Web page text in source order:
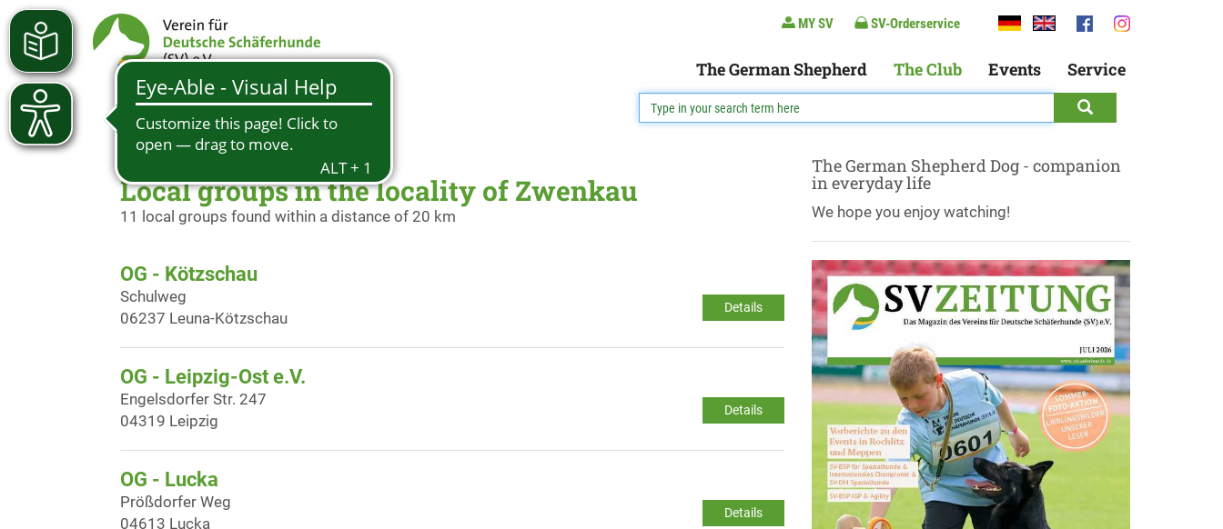
MY SV SV-Orderservice
The German Shepherd The Club Events Service
Local groups in the locality of Zwenkau
11 local groups found within a distance of 20 km
OG - Kötzschau
Details
Schulweg
06237 Leuna-Kötzschau
OG - Leipzig-Ost e.V.
Details
Engelsdorfer Str. 247
04319 Leipzig
OG - Lucka
Details
Prößdorfer Weg
04613 Lucka
The German Shepherd Dog - companion
in everyday life
We hope you enjoy watching!